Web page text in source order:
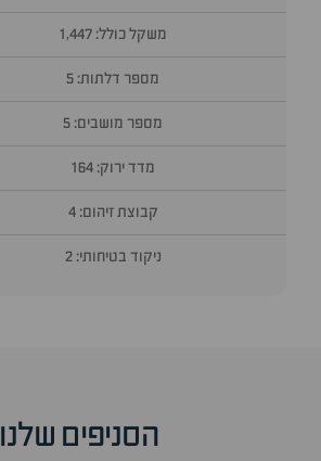
משקל כולל: 1,447
מספר דלתות: 5
מספר מושבים: 5
מדד ירוק: 164
קבוצת זיהום: 4
ניקוד בטיחותי: 2
הסניפים שלנו